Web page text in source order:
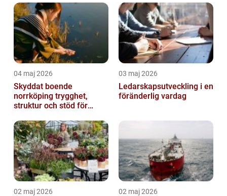
04 maj 2026
Skyddat boende
norrköping trygghet,
struktur och stöd för
situationer
03 maj 2026
Ledarskapsutveckling i en
föränderlig vardag
02 maj 2026 02 maj 2026